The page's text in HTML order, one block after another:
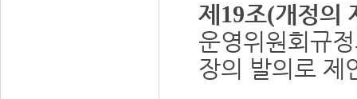
제 19조(개정의
운영위원회규
장의 발의로 제